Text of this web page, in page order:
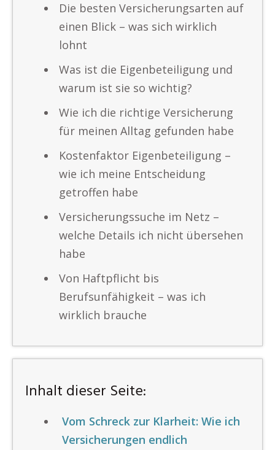
Die besten Versicherungsarten auf
einen Blick – was sich wirklich
lohnt
Was ist die Eigenbeteiligung und
warum ist sie so wichtig?
Wie ich die richtige Versicherung
für meinen Alltag gefunden habe
Kostenfaktor Eigenbeteiligung –
wie ich meine Entscheidung
getroffen habe
Versicherungssuche im Netz –
welche Details ich nicht übersehen
habe
Von Haftpflicht bis
Berufsunfähigkeit – was ich
wirklich brauche
Inhalt dieser Seite:
Vom Schreck zur Klarheit: Wie ich
Versicherungen endlich